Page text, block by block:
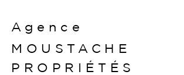
Agence
MOUSTACHE
PROPRIÉTÉS